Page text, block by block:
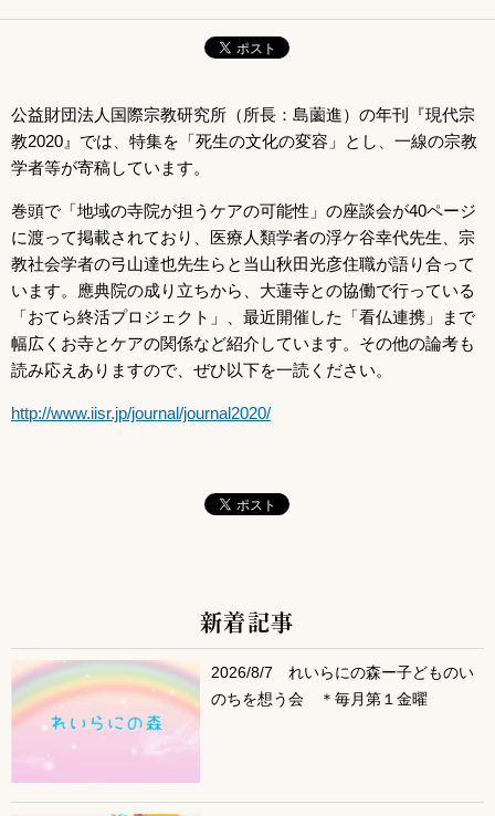
公益財団法人国際宗教研究所（所長：島薗進）の年刊『現代宗
教2020』では、特集を「死生の文化の変容」とし、一線の宗教
学者等が寄稿しています。
巻頭で「地域の寺院が担うケアの可能性」の座談会が40ページ
に渡って掲載されており、医療人類学者の浮ケ谷幸代先生、宗
教社会学者の弓山達也先生らと当山秋田光彦住職が語り合って
います。應典院の成り立ちから、大蓮寺との協働で行っている
「おてら終活プロジェクト」、最近開催した「看仏連携」まで
幅広くお寺とケアの関係など紹介しています。その他の論考も
読み応えありますので、ぜひ以下を一読ください。
http://www.iisr.jp/journal/journal2020/
サブコンテンツ
新着記事
2026/8/7 れいらにの森ー子どものい
のちを想う会 ＊毎月第１金曜